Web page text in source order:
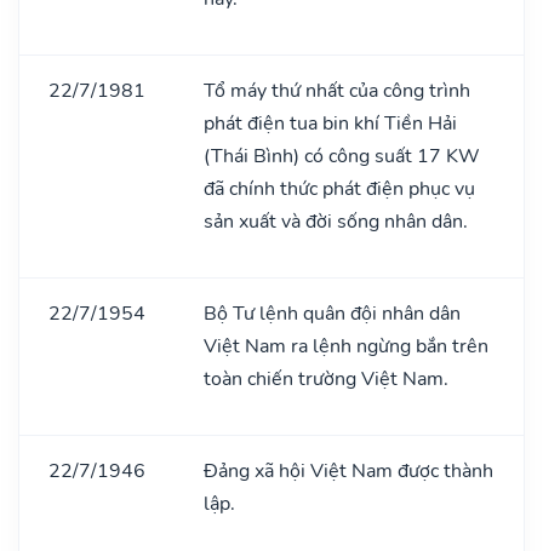
22/7/1981
Tổ máy thứ nhất của công trình
phát điện tua bin khí Tiền Hải
(Thái Bình) có công suất 17 KW
đã chính thức phát điện phục vụ
sản xuất và đời sống nhân dân.
22/7/1954
Bộ Tư lệnh quân đội nhân dân
Việt Nam ra lệnh ngừng bắn trên
toàn chiến trường Việt Nam.
22/7/1946
Đảng xã hội Việt Nam được thành
lập.